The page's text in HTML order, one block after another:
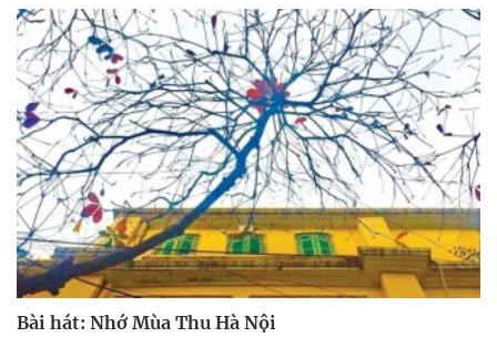
Bài hát: Nhớ Mùa Thu Hà Nội